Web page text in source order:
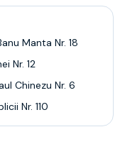
Manta Nr. 18
Nr. 12
Chinezu Nr. 6
Nr. 110